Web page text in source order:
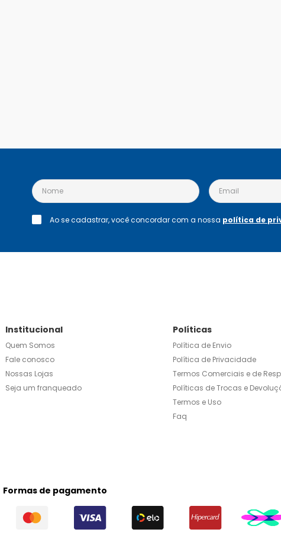
Ao se cadastrar, você concordar com a nossa política de
Institucional
Quem Somos
Fale conosco
Nossas Lojas
Seja um franqueado
Políticas
Política de Envio
Política de Privacidade
Termos Comerciais e de
Políticas de Trocas e
Termos e Uso
Faq
Formas de pagamento